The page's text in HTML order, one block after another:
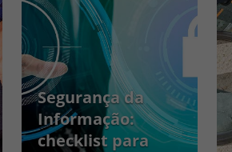
Segurança da
Informação:
checklist para